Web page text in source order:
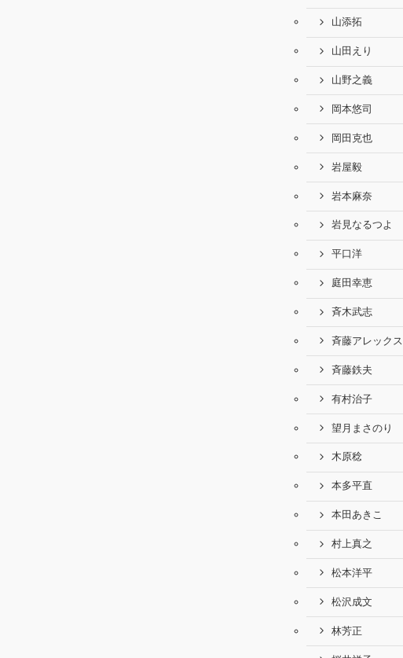
山添拓
山田えり
山野之義
岡本悠司
岡田克也
岩屋毅
岩本麻奈
岩見なるつよ
平口洋
庭田幸恵
斉木武志
斉藤アレックス
斉藤鉄夫
有村治子
望月まさのり
木原稔
本多平直
本田あきこ
村上真之
松本洋平
松沢成文
林芳正